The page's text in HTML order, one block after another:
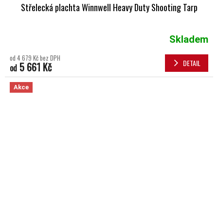
Střelecká plachta Winnwell Heavy Duty Shooting Tarp
Skladem
od 4 679 Kč bez DPH
od 5 661 Kč DETAIL
Akce